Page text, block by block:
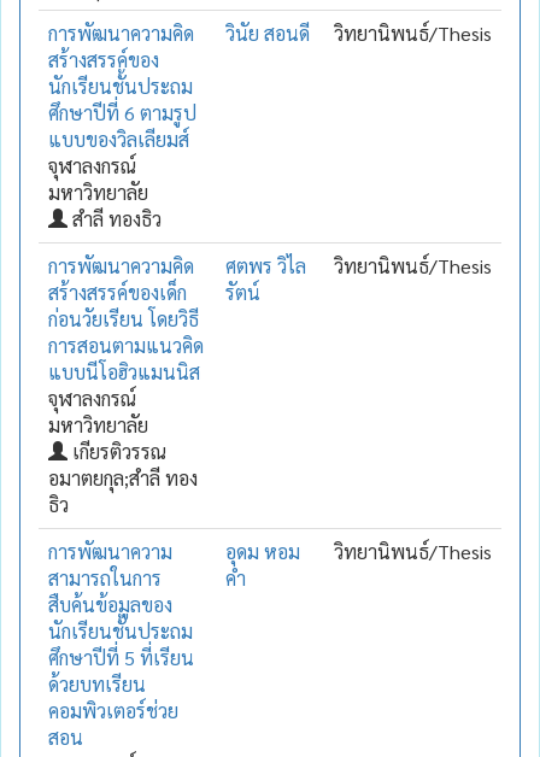
การพัฒนาความคิด
สร้างสรรค์ของ
นักเรียนชั้นประถม
ศึกษาปีที่ 6 ตามรูป
แบบของวิลเลียมส์
จุฬาลงกรณ์
มหาวิทยาลัย
สำลี ทองธิว
วินัย สอนดี วิทยานิพนธ์/Thesis
การพัฒนาความคิด
สร้างสรรค์ของเด็ก
ก่อนวัยเรียน โดยวิธี
การสอนตามแนวคิด
แบบนีโอฮิวแมนนิส
จุฬาลงกรณ์
มหาวิทยาลัย
เกียรติวรรณ
อมาตยกุล;สำลี ทอง
ธิว
ศตพร วิไล
รัตน์
วิทยานิพนธ์/Thesis
การพัฒนาความ
สามารถในการ
สืบค้นข้อมูลของ
นักเรียนชั้นประถม
ศึกษาปีที่ 5 ที่เรียน
ด้วยบทเรียน
คอมพิวเตอร์ช่วย
สอน
อุดม หอม
คำ
วิทยานิพนธ์/Thesis